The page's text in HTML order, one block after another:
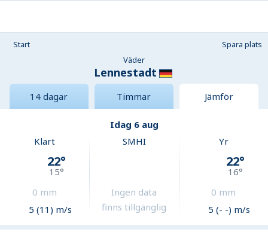
Start
Spara plats
Väder
Lennestadt
14 dagar Timmar Jämför
Idag 6 aug
Klart
22°
15°
0 mm
5 (11) m/s
SMHI
Ingen data
finns tillgänglig
Yr
22°
16°
0 mm
5 (- -) m/s